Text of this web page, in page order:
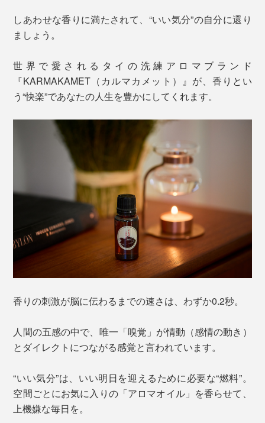
しあわせな香りに満たされて、“いい気分”の自分に還り
ましょう。
世界で愛されるタイの洗練アロマブランド
『KARMAKAMET（カルマカメット）』が、香りとい
う“快楽”であなたの人生を豊かにしてくれます。
香りの刺激が脳に伝わるまでの速さは、わずか0.2秒。
人間の五感の中で、唯一「嗅覚」が情動（感情の動き）
とダイレクトにつながる感覚と言われています。
“いい気分”は、いい明日を迎えるために必要な“燃料”。
空間ごとにお気に入りの「アロマオイル」を香らせて、
上機嫌な毎日を。